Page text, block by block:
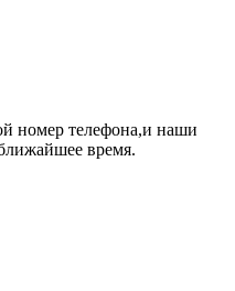
номер телефона,и наши
время.